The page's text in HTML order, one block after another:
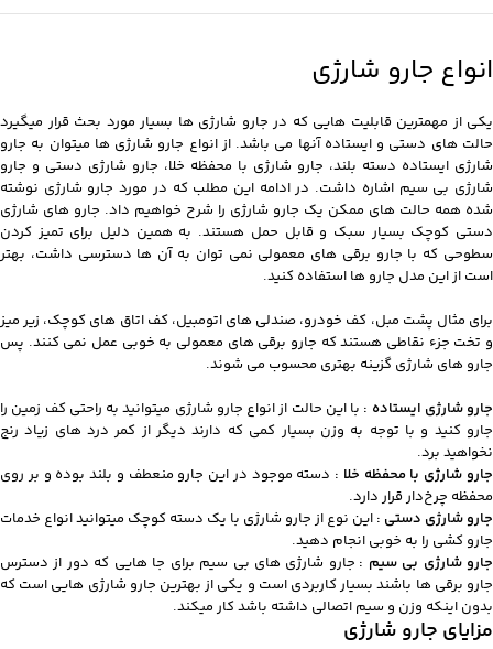
انواع جارو شارژی
یکی از مهمترین قابلیت هایی که در جارو شارژی ها بسیار مورد بحث قرار میگیرد
حالت های دستی و ایستاده آنها می باشد. از انواع جارو شارژی ها میتوان به جارو
شارژی ایستاده دسته بلند، جارو شارژی با محفظه خلا، جارو شارژی دستی و جارو
شارژی بی سیم اشاره داشت. در ادامه این مطلب که در مورد جارو شارژی نوشته
شده همه حالت های ممکن یک جارو شارژی را شرح خواهیم داد. جارو های شارژی
دستی کوچک بسیار سبک و قابل حمل هستند. به همین دلیل برای تمیز کردن
سطوحی که با جارو برقی‌ های معمولی نمی‌ توان به آن‌ ها دسترسی داشت، بهتر
است از این مدل جارو ها استفاده کنید.
برای مثال پشت مبل، کف خودرو، صندلی‌ های اتومبیل، کف اتاق‌ های کوچک، زیر میز
و تخت جزء نقاطی هستند که جارو برقی‌ های معمولی به خوبی عمل نمی‌ کنند. پس
جارو های شارژی گزینه بهتری محسوب می‌ شوند.
جارو شارژی ایستاده : با این حالت از انواع جارو شارژی میتوانید به راحتی کف زمین را
جارو کنید و با توجه به وزن بسیار کمی که دارند دیگر از کمر درد های زیاد رنج
نخواهید برد.
جارو شارژی با محفظه خلا : دسته موجود در این جارو منعطف و بلند بوده و بر روی
محفظه چرخ‌دار قرار دارد.
جارو شارژی دستی : این نوع از جارو شارژی با یک دسته کوچک میتوانید انواع خدمات
جارو کشی را به خوبی انجام دهید.
جارو شارژی بی سیم : جارو شارژی های بی سیم برای جا هایی که دور از دسترس
جارو برقی ها باشند بسیار کاربردی است و یکی از بهترین جارو شارژی هایی است که
بدون اینکه وزن و سیم اتصالی داشته باشد کار میکند.
مزایای جارو شارژی